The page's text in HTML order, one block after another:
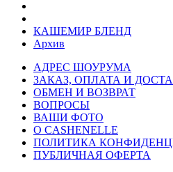
КАШЕМИР БЛЕНД
Архив
АДРЕС ШОУРУМА
ЗАКАЗ, ОПЛАТА И
ОБМЕН И ВОЗВРАТ
ВОПРОСЫ
ВАШИ ФОТО
О CASHENELLE
ПОЛИТИКА
ПУБЛИЧНАЯ ОФЕРТА